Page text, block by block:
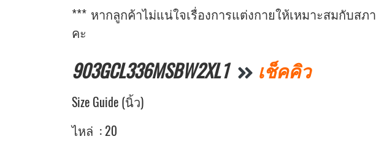
*** หากลูกค้าไม่แน่ใจเรื่องการแต่งกายให้เหมาะสมกับส
คะ
903GCL336MSBW2XL1 เช็คคิว
Size Guide (นิ้ว)
ไหล่ : 20